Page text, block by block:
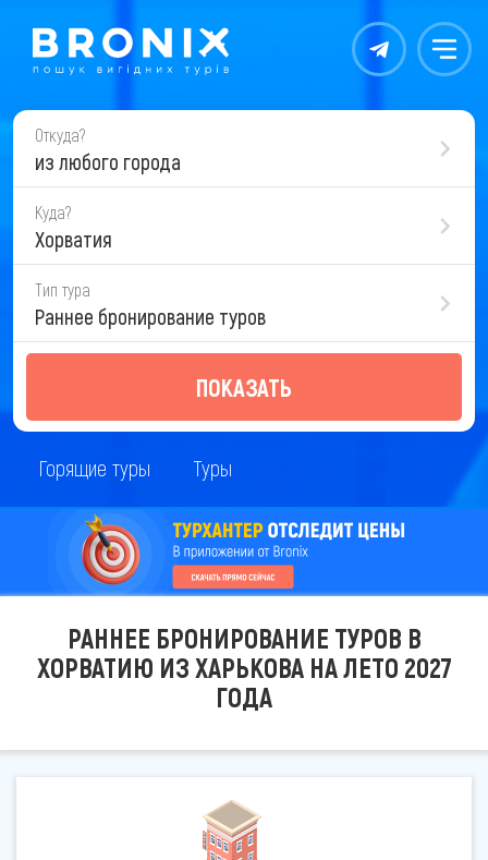
Контакты Меню
Откуда?
из любого города
Куда?
Хорватия
Тип тура
Раннее бронирование туров
ПОКАЗАТЬ
Горящие туры Туры
РАННЕЕ БРОНИРОВАНИЕ ТУРОВ В
ХОРВАТИЮ ИЗ ХАРЬКОВА НА ЛЕТО 2027
ГОДА